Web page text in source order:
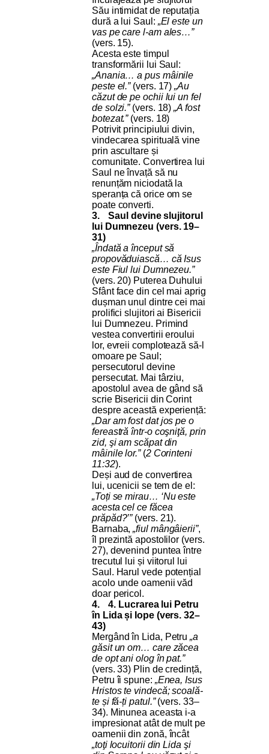
Său intimidat de reputația
dură a lui Saul: „El este un
vas pe care l-am ales…”
(vers. 15).
Acesta este timpul
transformării lui Saul:
„Anania… a pus mâinile
peste el.”(vers. 17)„Au
căzut de pe ochii lui un fel
de solzi.”(vers. 18)„A fost
botezat.”(vers. 18)
Potrivit principiului divin,
vindecarea spirituală vine
prin ascultare și
comunitate. Convertirea lui
Saul ne învață să nu
renunțăm niciodată la
speranța că orice om se
poate converti.
3.
Saul devine slujitorul
lui Dumnezeu (vers. 19–
31)
„Îndată a început să
propovăduiască… că Isus
este Fiul lui Dumnezeu.”
(vers. 20) Puterea Duhului
Sfânt face din cel mai aprig
dușman unul dintre cei mai
prolifici slujitori ai Bisericii
lui Dumnezeu. Primind
vestea convertirii eroului
lor, evreii complotează să-l
omoare pe Saul;
persecutorul devine
persecutat. Mai târziu,
apostolul avea de gând să
scrie Bisericii din Corint
despre această experiență:
„Dar am fost dat jos pe o
fereastră într-o coşniţă, prin
zid, şi am scăpat din
mâinile lor.”(2 Corinteni
11:32).
Deși aud de convertirea
lui, ucenicii se tem de el:
„Toți se mirau… ‘Nu este
acesta cel ce făcea
prăpăd?’”(vers. 21).
Barnaba,„fiul mângâierii”,
îl prezintă apostolilor (vers.
27), devenind puntea între
trecutul lui și viitorul lui
Saul. Harul vede potențial
acolo unde oamenii văd
doar pericol.
4.
4. Lucrarea lui Petru
în Lida și Iope (vers. 32–
43)
Mergând în Lida, Petru„a
găsit un om… care zăcea
de opt ani olog în pat.”
(vers. 33) Plin de credință,
Petru îi spune: „Enea, Isus
Hristos te vindecă; scoală-
te și fă-ți patul.”(vers. 33–
34). Minunea aceasta i-a
impresionat atât de mult pe
oamenii din zonă, încât
„toţi locuitorii din Lida şi